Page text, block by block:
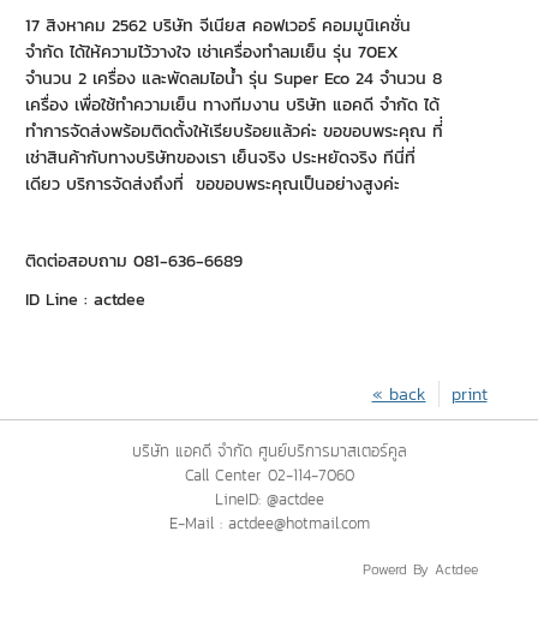
17 สิงหาคม 2562 บริษัท จีเนียส คอฟเวอร์ คอมมูนิเคชั่น
จำกัด ได้ให้ความไว้วางใจ เช่าเครื่องทำลมเย็น รุ่น 70EX
จำนวน 2 เครื่อง และพัดลมไอน้ำ รุ่น Super Eco 24 จำนวน 8
เครื่อง เพื่อใช้ทำความเย็น ทางทีมงาน บริษัท แอคดี จำกัด ได้
ทำการจัดส่งพร้อมติดตั้งให้เรียบร้อยแล้วค่ะ ขอขอบพระคุณ ที่่
เช่าสินค้ากับทางบริษัทของเรา เย็นจริง ประหยัดจริง ทีนี่ที่
เดียว บริการจัดส่งถึงที่ ขอขอบพระคุณเป็นอย่างสูงค่ะ
ติดต่อสอบถาม 081-636-6689
ID Line : actdee
print
« back
บริษัท แอคดี จำกัด ศูนย์บริการมาสเตอร์คูล
Call Center 02-114-7060
LineID: @actdee
E-Mail : actdee@hotmail.com
Powerd By Actdee